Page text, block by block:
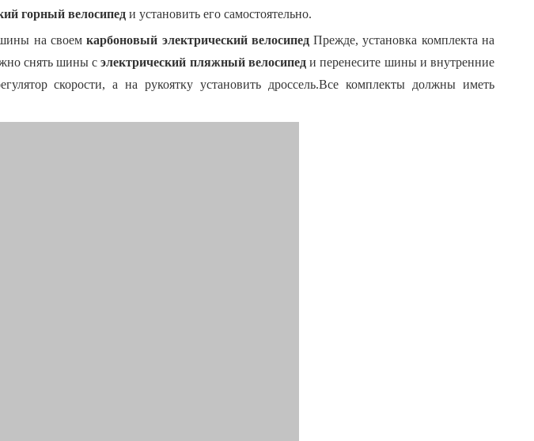
горный велосипед и установить его самостоятельно.
шины на своемкарбоновый электрический велосипедПрежде, установка комплекта на
снять шины сэлектрический пляжный велосипеди перенесите шины и внутренние
скорости, а на рукоятку установить дроссель.Все комплекты должны иметь